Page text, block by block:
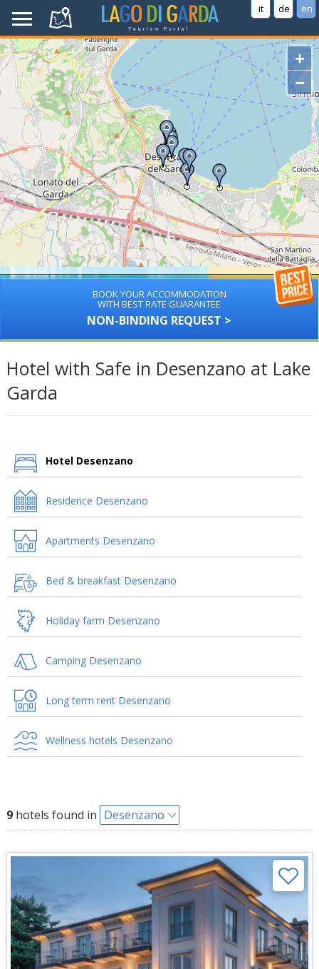
it de en
+
−
BOOK YOUR ACCOMMODATION
WITH BEST RATE GUARANTEE
NON-BINDING REQUEST >
Hotel with Safe in Desenzano at Lake
Garda
Hotel Desenzano
Residence Desenzano
Apartments Desenzano
Bed & breakfast Desenzano
Holiday farm Desenzano
Camping Desenzano
Long term rent Desenzano
Wellness hotels Desenzano
9hotels found in Desenzano